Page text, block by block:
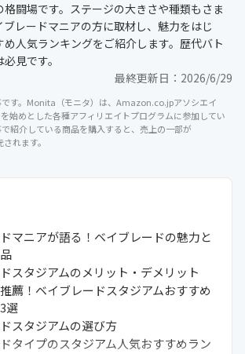
闘場です。ステージの大きさや種類もさま
ブレードマニアの方に取材し、魅力をはじ
人気ランキングをご紹介します。歴代バト
見です。
最終更新日： 2026/6/29
です。Monita（モニタ）は、Amazon.co.jpアソシエイ
始めとした各種アフィリエイトプログラムに参加してい
紹介している商品を購入すると、売上の一部が
れます。
マニアが語る！ベイブレードの魅力と
スタジアムのメリット・デメリット
薦！ベイブレードスタジアムおすすめ
選
スタジアムの選び方
タイプのスタジアム人気おすすめラン